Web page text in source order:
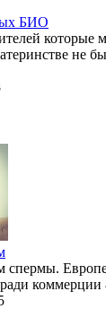
БИО
которые
не
спермы.
коммерции